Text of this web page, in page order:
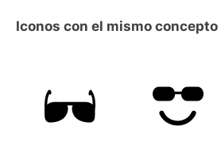
Iconos con el mismo concepto